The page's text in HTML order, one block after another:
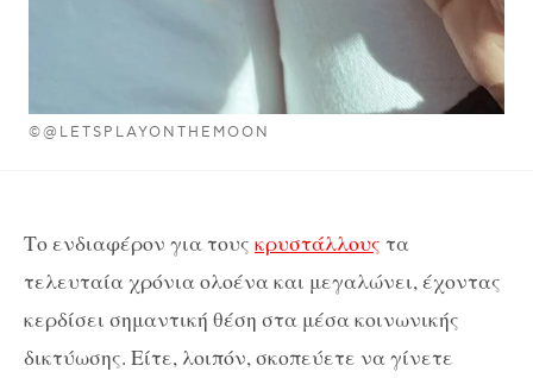
©@LETSPLAYONTHEMOON
Το ενδιαφέρον για τους κρυστάλλους τα
τελευταία χρόνια ολοένα και μεγαλώνει, έχοντας
κερδίσει σημαντική θέση στα μέσα κοινωνικής
δικτύωσης. Είτε, λοιπόν, σκοπεύετε να γίνετε